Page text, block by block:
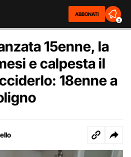
ABBONATI
2
15enne, la
e calpesta il
18enne a